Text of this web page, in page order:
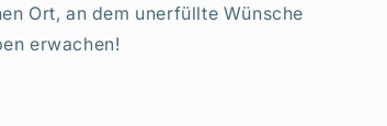
Ort, an dem unerfüllte Wünsche
erwachen!